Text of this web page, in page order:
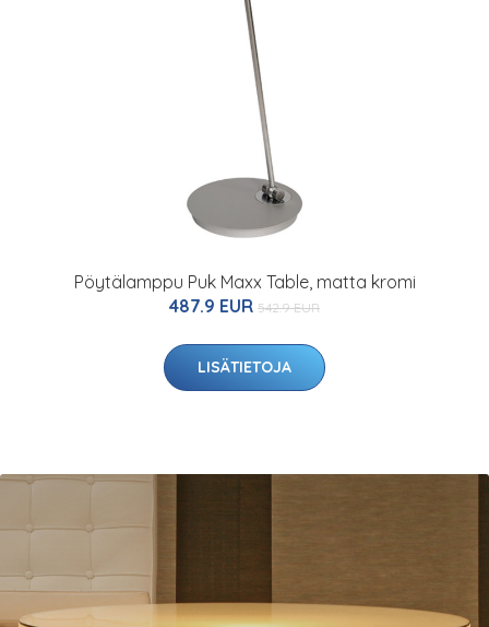
Pöytälamppu Puk Maxx Table, matta kromi
487.9 EUR 542.9 EUR
LISÄTIETOJA